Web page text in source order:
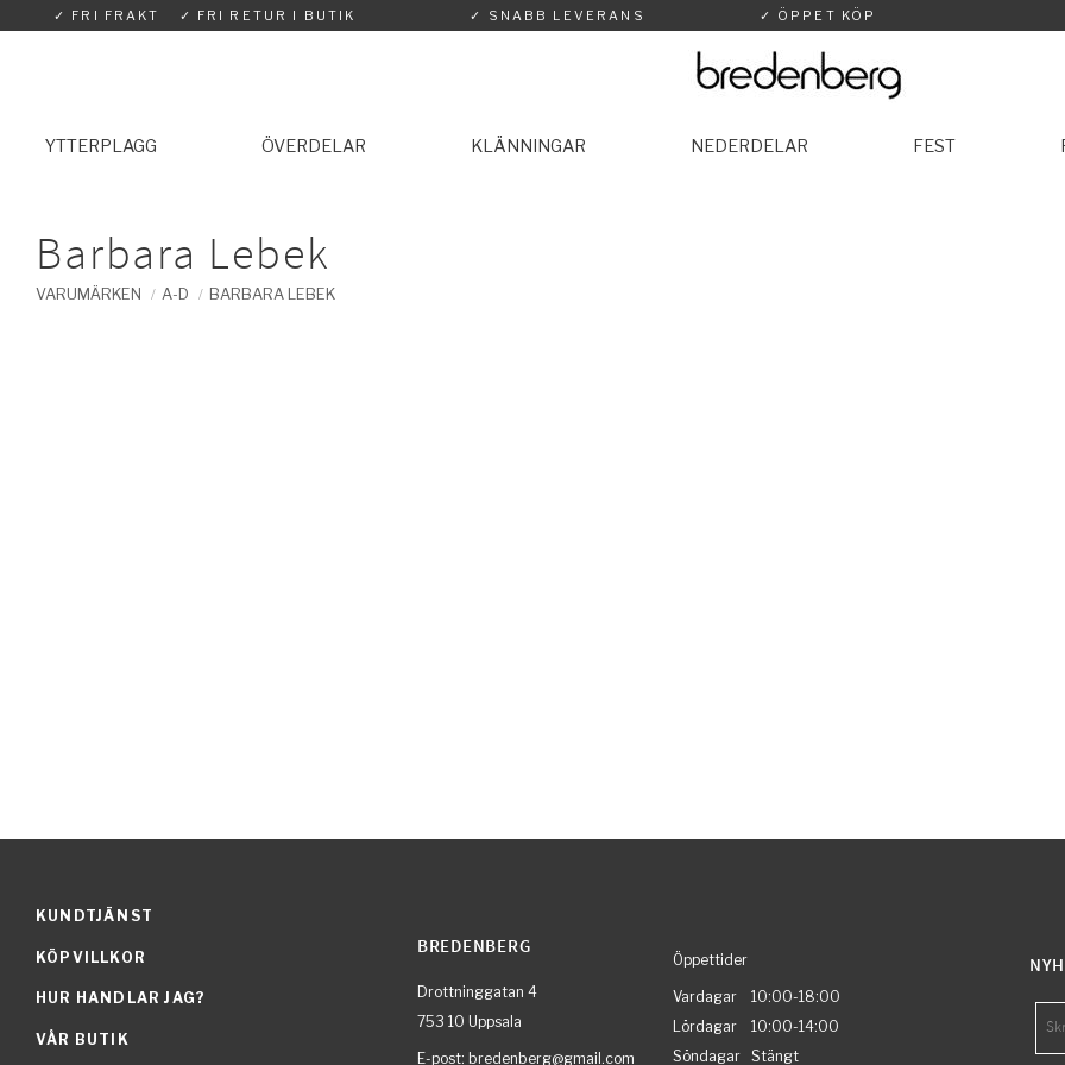
✓ FRI FRAKT ✓ FRI RETUR I BUTIK ✓ SNABB LEVERANS ✓ ÖPPET KÖP
YTTERPLAGG ÖVERDELAR KLÄNNINGAR NEDERDELAR FEST
Barbara Lebek
VARUMÄRKEN A-D BARBARA LEBEK
KUNDTJÄNST
KÖPVILLKOR
HUR HANDLAR JAG?
VÅR BUTIK
BREDENBERG
Drottninggatan 4
753 10 Uppsala
E-post: bredenberg@gmail.com
Öppettider
Vardagar 10:00-18:00
Lördagar 10:00-14:00
Söndagar Stängt